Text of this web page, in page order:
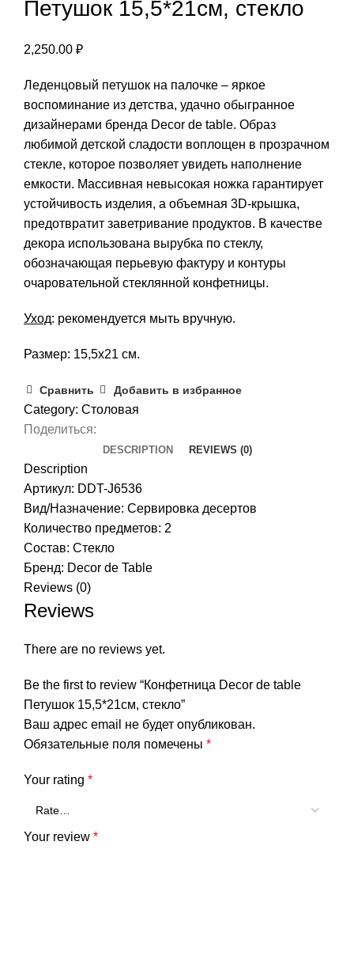
Петушок 15,5*21см, стекло
2,250.00 ₽
Леденцовый петушок на палочке – яркое
воспоминание из детства, удачно обыгранное
дизайнерами бренда Decor de table. Образ
любимой детской сладости воплощен в прозрачном
стекле, которое позволяет увидеть наполнение
емкости. Массивная невысокая ножка гарантирует
устойчивость изделия, а объемная 3D-крышка,
предотвратит заветривание продуктов. В качестве
декора использована вырубка по стеклу,
обозначающая перьевую фактуру и контуры
очаровательной стеклянной конфетницы.
Уход: рекомендуется мыть вручную.
Размер: 15,5х21 см.
Сравнить Добавить в избранное
Category: Столовая
Поделиться:
DESCRIPTION REVIEWS (0)
Description
Артикул: DDT-J6536
Вид/Назначение: Сервировка десертов
Количество предметов: 2
Состав: Стекло
Бренд: Decor de Table
Reviews (0)
Reviews
There are no reviews yet.
Be the first to review “Конфетница Decor de table
Петушок 15,5*21см, стекло”
Ваш адрес email не будет опубликован.
Обязательные поля помечены *
Your rating *
Your review *